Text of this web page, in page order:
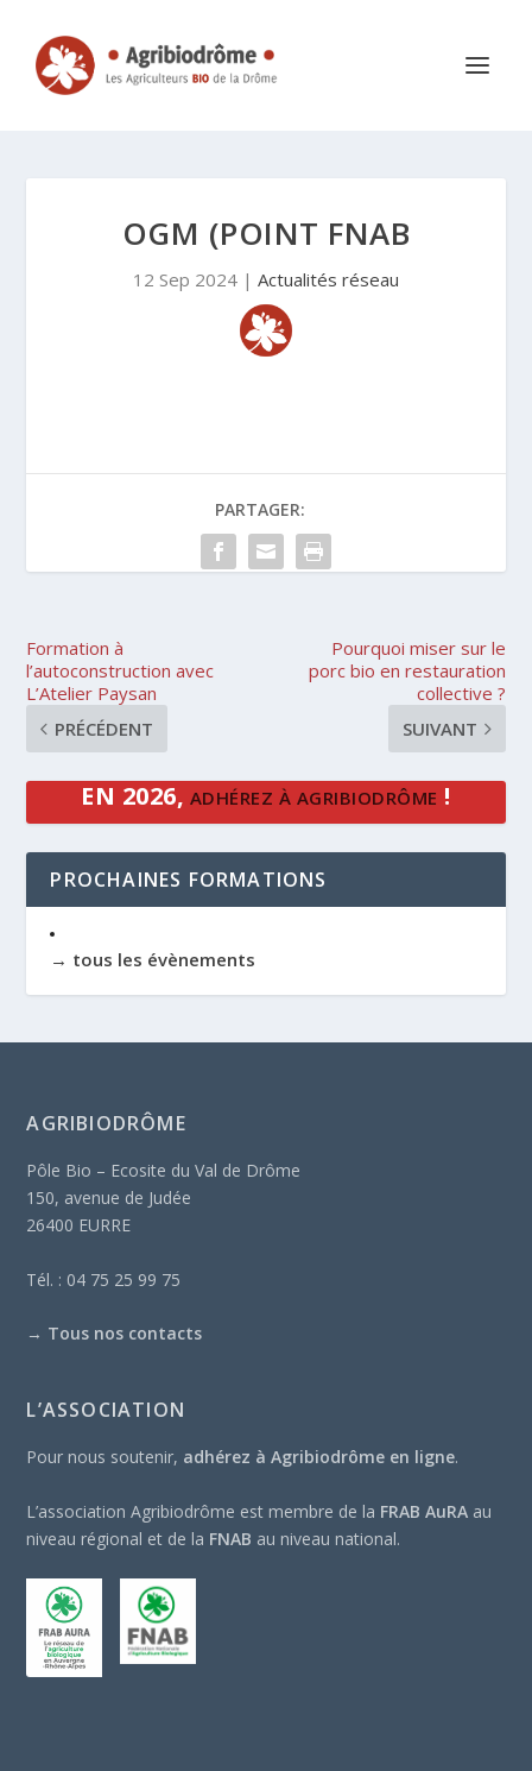
OGM (POINT FNAB
12 Sep 2024 | Actualités réseau
PARTAGER:
Formation à
l’autoconstruction avec
L’Atelier Paysan
PRÉCÉDENT
Pourquoi miser sur le
porc bio en restauration
collective ?
SUIVANT
EN 2026, ADHÉREZ À AGRIBIODRÔME !
PROCHAINES FORMATIONS
→ tous les évènements
AGRIBIODRÔME
Pôle Bio – Ecosite du Val de Drôme
150, avenue de Judée
26400 EURRE
Tél. : 04 75 25 99 75
→ Tous nos contacts
L’ASSOCIATION
Pour nous soutenir, adhérez à Agribiodrôme en ligne.
L’association Agribiodrôme est membre de la FRAB AuRA au
niveau régional et de la FNAB au niveau national.